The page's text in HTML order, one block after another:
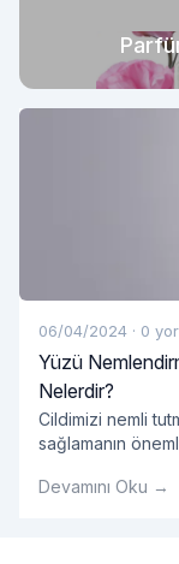
06/04/2024 · 0
Yüzü
Nelerdir?
Cildimizi nemli
sağlamanın
pazarlanan
Devamını Oku →